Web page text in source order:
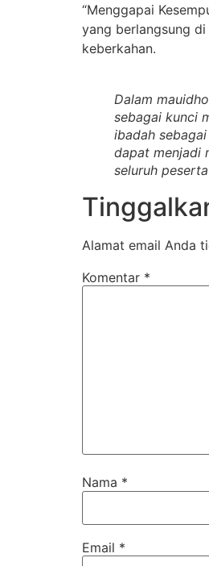
“Menggapai
yang berlangsung di
keberkahan.
Dalam
sebagai kunci
ibadah
dapat menjadi
seluruh
Alamat email Anda
Komentar *
Nama *
Email *